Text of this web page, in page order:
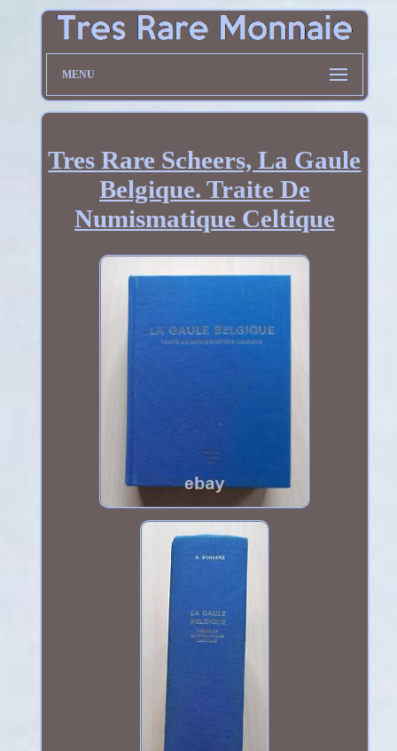
MENU
Tres Rare Scheers, La Gaule
Belgique. Traite De
Numismatique Celtique